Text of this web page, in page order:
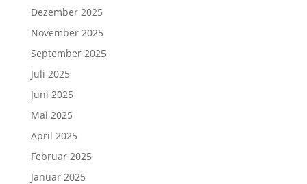
Dezember 2025
November 2025
September 2025
Juli 2025
Juni 2025
Mai 2025
April 2025
Februar 2025
Januar 2025